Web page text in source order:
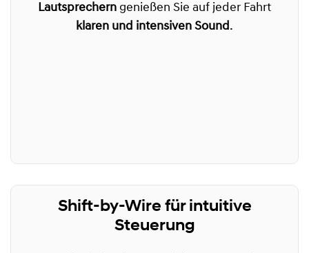
Lautsprechern genießen Sie auf jeder Fahrt
klaren und intensiven Sound.
Shift-by-Wire für intuitive
Steuerung